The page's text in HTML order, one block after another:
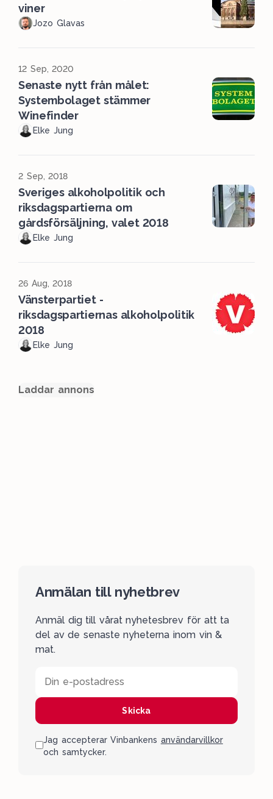
viner
Jozo Glavas
12 Sep, 2020
Senaste nytt från målet:
Systembolaget stämmer
Winefinder
Elke Jung
2 Sep, 2018
Sveriges alkoholpolitik och
riksdagspartierna om
gårdsförsäljning, valet 2018
Elke Jung
26 Aug, 2018
Vänsterpartiet -
riksdagspartiernas alkoholpolitik
2018
Elke Jung
Laddar annons
Anmälan till nyhetbrev
Anmäl dig till vårat nyhetesbrev för att ta
del av de senaste nyheterna inom vin &
mat.
Din e-postadress
Skicka
Jag accepterar Vinbankens användarvillkor
och samtycker.